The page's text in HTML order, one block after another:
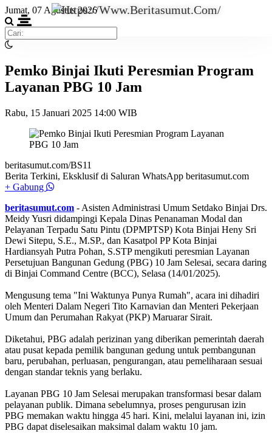
Jumat, 07 Agustus 2026
Pemko Binjai Ikuti Peresmian Program
Layanan PBG 10 Jam
Rabu, 15 Januari 2025 14:00 WIB
beritasumut.com/BS11
Berita Terkini, Eksklusif di Saluran WhatsApp beritasumut.com
+ Gabung
beritasumut.com - Asisten Administrasi Umum Setdako Binjai Drs.
Meidy Yusri didampingi Kepala Dinas Penanaman Modal dan
Pelayanan Terpadu Satu Pintu (DPMPTSP) Kota Binjai Heny Sri
Dewi Sitepu, S.E., M.SP., dan Kasatpol PP Kota Binjai
Hardiansyah Putra Pohan, S.STP mengikuti peresmian Layanan
Persetujuan Bangunan Gedung (PBG) 10 Jam Selesai, secara daring
di Binjai Command Centre (BCC), Selasa (14/01/2025).
Mengusung tema "Ini Waktunya Punya Rumah", acara ini dihadiri
oleh Menteri Dalam Negeri Tito Karnavian dan Menteri Pekerjaan
Umum dan Perumahan Rakyat (PKP) Maruarar Sirait.
Diketahui, PBG adalah perizinan yang diberikan pemerintah daerah
atau pusat kepada pemilik bangunan gedung untuk pembangunan
baru, perubahan, perluasan, pengurangan, atau pemeliharaan sesuai
dengan standar teknis yang berlaku.
Layanan PBG 10 Jam Selesai merupakan transformasi besar dalam
pelayanan publik. Dimana sebelumnya, proses pengurusan izin
PBG memakan waktu hingga 45 hari. Kini, melalui layanan ini, izin
PBG dapat diselesaikan maksimal dalam waktu 10 jam.